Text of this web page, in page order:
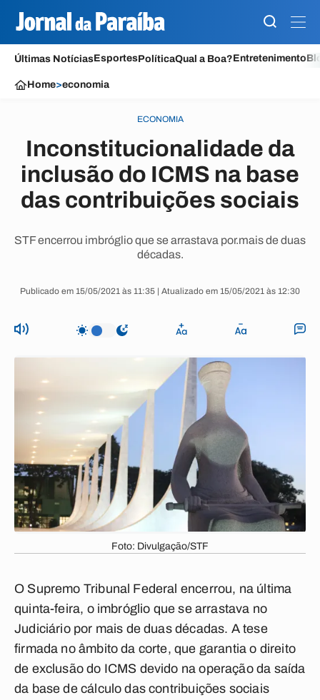
Últimas NotíciasEsportesPolíticaQual a Boa?Entretenimento
Home>economia
ECONOMIA
Inconstitucionalidade da
inclusão do ICMS na base
das contribuições sociais
STF encerrou imbróglio que se arrastava por.mais de duas
décadas.
Publicado em 15/05/2021 às 11:35 | Atualizado em 15/05/2021 às 12:30
Foto: Divulgação/STF
O Supremo Tribunal Federal encerrou, na última
quinta-feira, o imbróglio que se arrastava no
Judiciário por mais de duas décadas. A tese
firmada no âmbito da corte, que garantia o direito
de exclusão do ICMS devido na operação da saída
da base de cálculo das contribuições sociais